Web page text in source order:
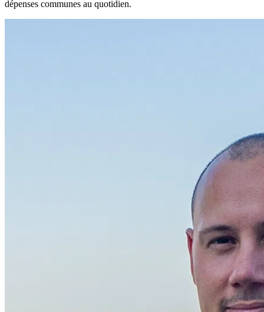
dépenses communes au quotidien.